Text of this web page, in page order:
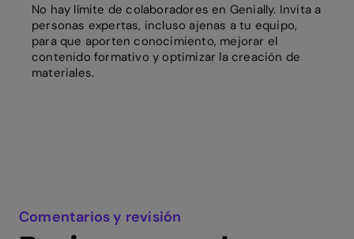
No hay límite de colaboradores en Genially. Invita a
personas expertas, incluso ajenas a tu equipo,
para que aporten conocimiento, mejorar el
contenido formativo y optimizar la creación de
materiales.
Comentarios y revisión